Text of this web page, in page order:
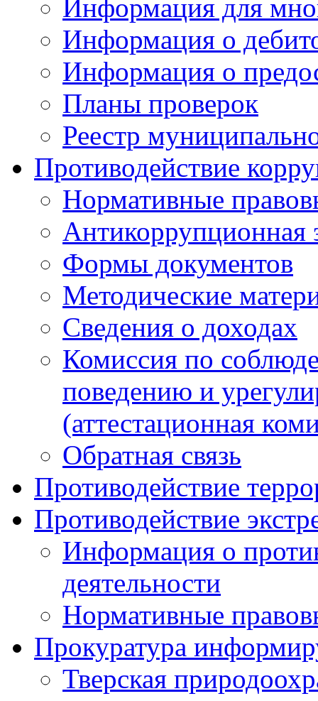
Информация для
Информация о
Информация о
Планы проверок
Реестр
Противодействие
Нормативные
Антикоррупционная
Формы документов
Методические
Сведения о доходах
Комиссия по
поведению и
(аттестационная
Обратная связь
Противодействие
Противодействие
Информация о
деятельности
Нормативные
Прокуратура
Тверская